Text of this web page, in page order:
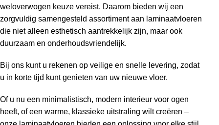
weloverwogen keuze vereist. Daarom bieden wij een
zorgvuldig samengesteld assortiment aan laminaatvloeren
die niet alleen esthetisch aantrekkelijk zijn, maar ook
duurzaam en onderhoudsvriendelijk.
Bij ons kunt u rekenen op veilige en snelle levering, zodat
u in korte tijd kunt genieten van uw nieuwe vloer.
Of u nu een minimalistisch, modern interieur voor ogen
heeft, of een warme, klassieke uitstraling wilt creëren –